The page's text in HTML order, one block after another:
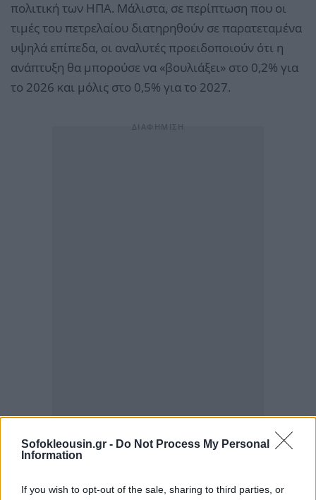
Sofokleousin.gr - Do Not Process My Personal
Information
If you wish to opt-out of the sale, sharing to third parties, or
πολιτική των ΗΠΑ. Μάλιστα, σε περίπτωση που οι
τιμές του πετρελαίου διατηρηθούν σε παρατεταμένα
υψηλά επίπεδα, οι αναλυτές προειδοποιούν ότι η
ανάπτυξη θα μπορούσε να «βουλιάξει» στο 0,2% για
το 2026 και μόλις στο 0,5% για το 2027.